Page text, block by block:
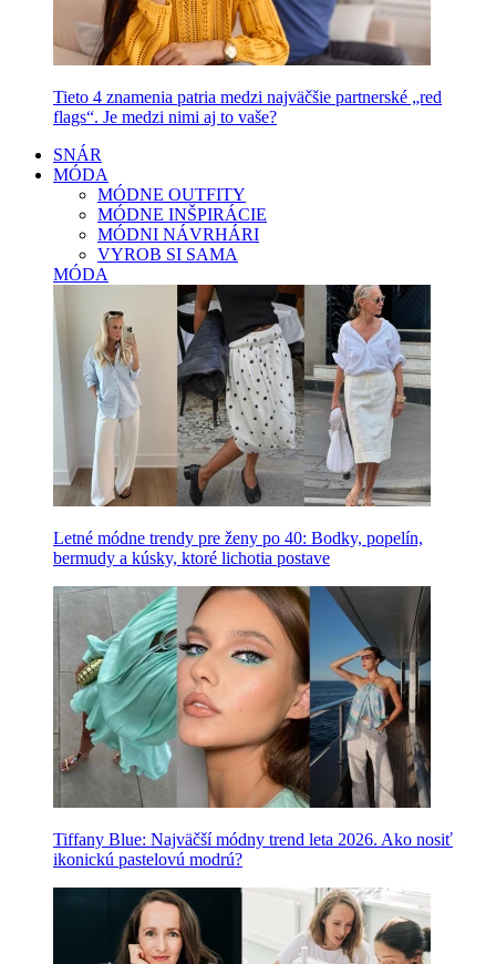
Tieto 4 znamenia patria medzi najväčšie partnerské „red
flags“. Je medzi nimi aj to vaše?
SNÁR
MÓDA
MÓDNE OUTFITY
MÓDNE INŠPIRÁCIE
MÓDNI NÁVRHÁRI
VYROB SI SAMA
MÓDA
Letné módne trendy pre ženy po 40: Bodky, popelín,
bermudy a kúsky, ktoré lichotia postave
Tiffany Blue: Najväčší módny trend leta 2026. Ako nosiť
ikonickú pastelovú modrú?